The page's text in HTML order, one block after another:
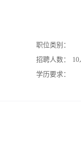
职位类别：
招聘人数：
10
学历要求：